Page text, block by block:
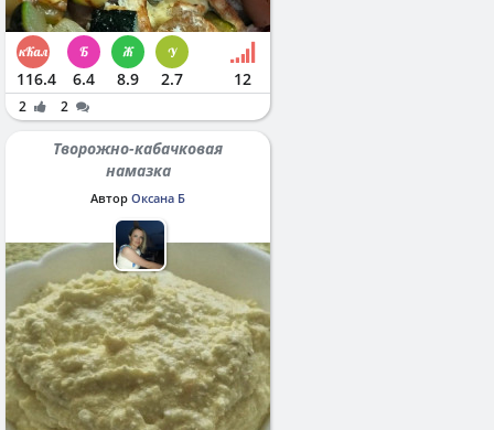
116.4 6.4 8.9 2.7 12
2 2
Творожно-кабачковая
намазка
Автор Оксана Б